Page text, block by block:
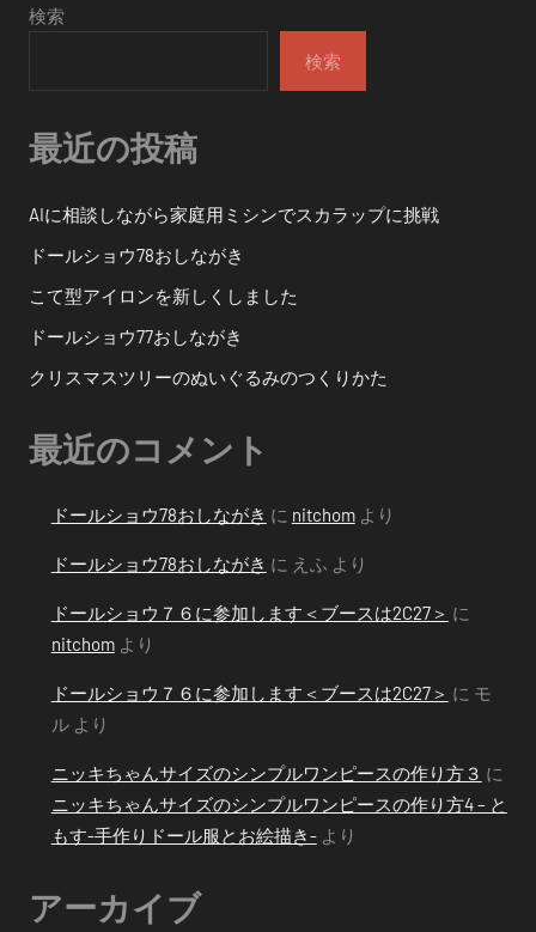
検索
検索
最近の投稿
AIに相談しながら家庭用ミシンでスカラップに挑戦
ドールショウ78おしながき
こて型アイロンを新しくしました
ドールショウ77おしながき
クリスマスツリーのぬいぐるみのつくりかた
最近のコメント
ドールショウ78おしながき に nitchomより
ドールショウ78おしながき に えふ より
ドールショウ７６に参加します＜ブースは2C27＞ に
nitchomより
ドールショウ７６に参加します＜ブースは2C27＞ に モ
ルより
ニッキちゃんサイズのシンプルワンピースの作り方３ に
ニッキちゃんサイズのシンプルワンピースの作り方4 – と
もす-手作りドール服とお絵描き-より
アーカイブ